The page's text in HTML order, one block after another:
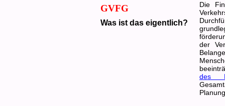
GVFG
Was ist das eigentlich?
Die
der
des